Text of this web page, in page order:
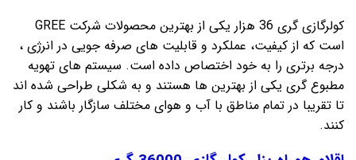
کولر‌‌گازی گری 36 هزار یکی از بهترین محصولات شرکت GREE
است که از کیفیت، عملکرد و قابلیت های صرفه جویی در انرژی ،
درجه برتری را به خود اختصاص داده است. سیستم های تهویه
مطبوع گری یکی از بهترین ها هستند و به شکلی طراحی شده اند
تا تقریبا در تمام مناطق با آب و هوای مختلف سازگار باشند و کار
کنند.